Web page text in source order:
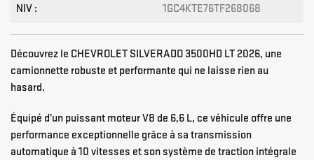
NIV : 1GC4KTE76TF268068
Découvrez le CHEVROLET SILVERADO 3500HD LT 2026, une
camionnette robuste et performante qui ne laisse rien au
hasard.
Équipé d’un puissant moteur V8 de 6,6 L, ce véhicule offre une
performance exceptionnelle grâce à sa transmission
automatique à 10 vitesses et son système de traction intégrale